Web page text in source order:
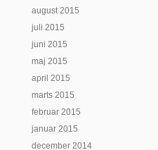
august 2015
juli 2015
juni 2015
maj 2015
april 2015
marts 2015
februar 2015
januar 2015
december 2014